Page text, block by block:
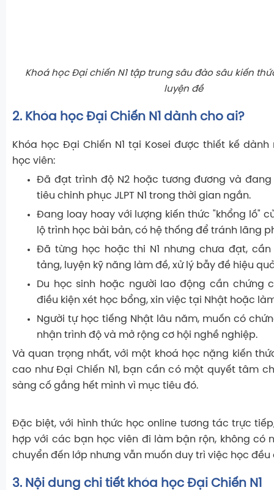
Khoá học Đại chiến N1 tập trung sâu đào sâu kiến
luyện đề
2. Khóa học Đại Chiến N1 dành cho ai?
Khóa học Đại Chiến N1 tại Kosei được thiết kế
học viên:
Đã đạt trình độ N2 hoặc tương đương và
tiêu chinh phục JLPT N1 trong thời gian ngắn.
Đang loay hoay với lượng kiến thức "khổng lồ"
lộ trình học bài bản, có hệ thống để tránh lãng
Đã từng học hoặc thi N1 nhưng chưa đạt,
tảng, luyện kỹ năng làm đề, xử lý bẫy đề hiệu
Du học sinh hoặc người lao động cần chứng
điều kiện xét học bổng, xin việc tại Nhật hoặc
Người tự học tiếng Nhật lâu năm, muốn có
nhận trình độ và mở rộng cơ hội nghề nghiệp.
Và quan trọng nhất, với một khoá học nặng kiến
cao như Đại Chiến N1, bạn cần có một quyết tâm
sàng cố gắng hết mình vì mục tiêu đó.
Đặc biệt, với hình thức học online tương tác trực
hợp với các bạn học viên đi làm bận rộn, không có
chuyển đến lớp nhưng vẫn muốn duy trì việc học đều
3. Nội dung chi tiết khóa học Đại Chiến N1